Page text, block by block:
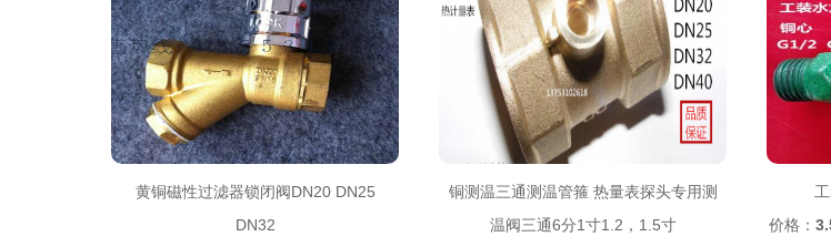
黄铜磁性过滤器锁闭阀DN20 DN25
DN32
铜测温三通测温管箍 热量表探头专用测
温阀三通6分1寸1.2，1.5寸
价格：